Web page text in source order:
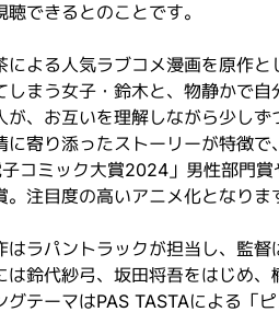
できるとのことです。
による人気ラブコメ漫画を原作
しまう女子・鈴木と、物静かで
が、お互いを理解しながら少しず
に寄り添ったストーリーが特徴
子コミック大賞2024」男性部門
注目度の高いアニメ化となりま
はラパントラックが担当し、監
は鈴代紗弓、坂田将吾をはじめ
グテーマはPAS TASTAによる「